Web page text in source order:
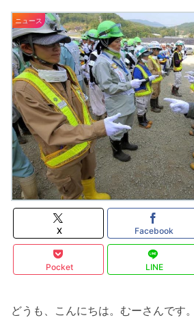
ニュース
X Facebook
Pocket LINE
どうも、こんにちは。むーさんです。